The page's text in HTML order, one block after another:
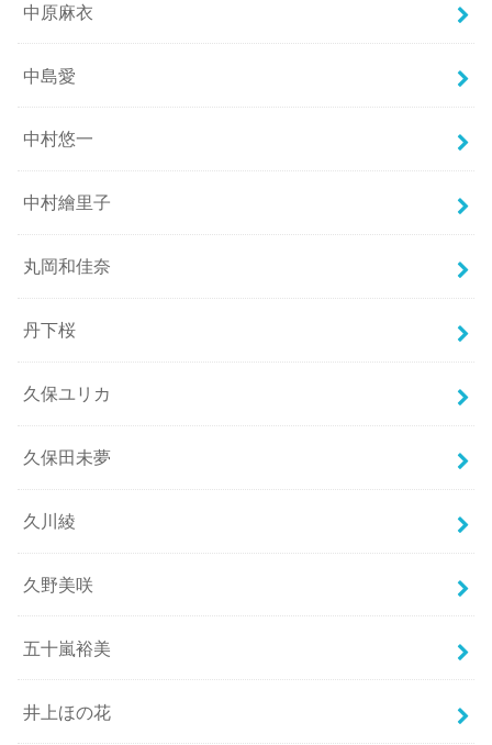
中原麻衣
中島愛
中村悠一
中村繪里子
丸岡和佳奈
丹下桜
久保ユリカ
久保田未夢
久川綾
久野美咲
五十嵐裕美
井上ほの花